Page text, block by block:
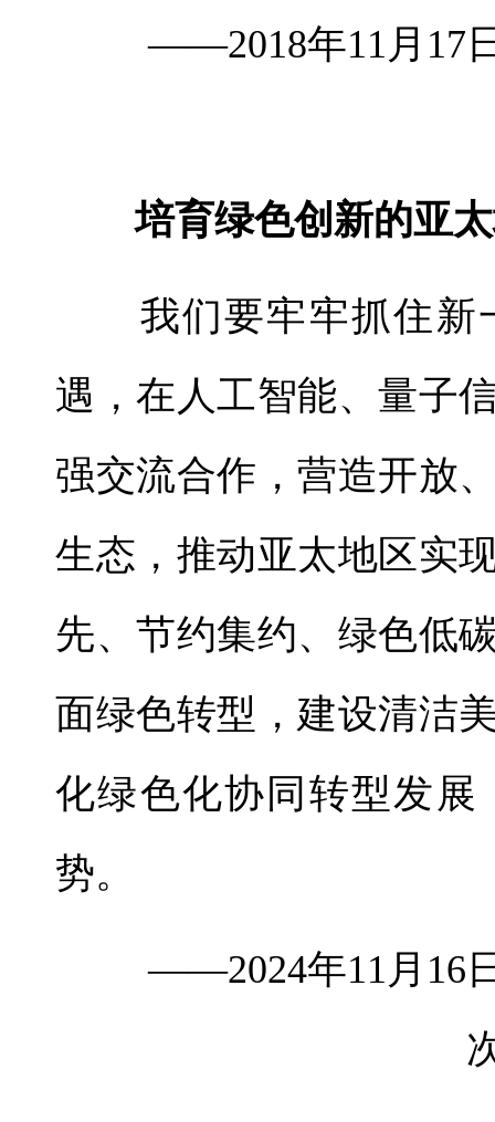
——2018年11月17日
培育绿色创新的亚太
我们要牢牢抓住新
遇，在人工智能、量子
强交流合作，营造开放
生态，推动亚太地区实
先、节约集约、绿色低
面绿色转型，建设清洁
化绿色化协同转型发
势。
——2024年11月16日